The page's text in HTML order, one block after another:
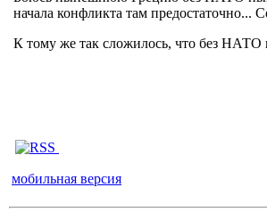
начала конфликта там предостаточно...
К тому же так сложилось, что без НАТО
мобильная версия